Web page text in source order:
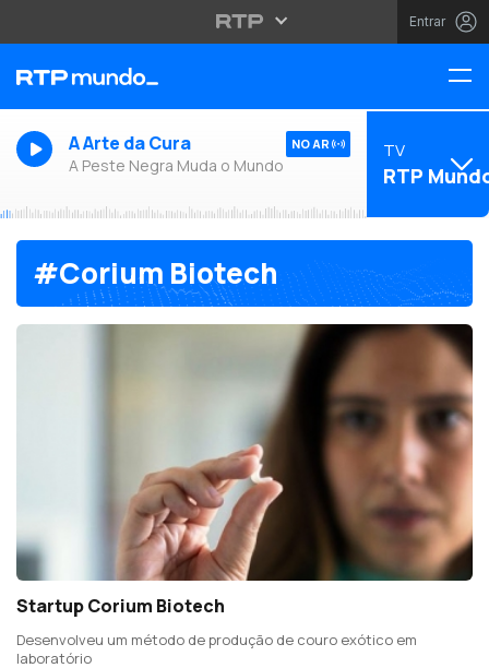
Entrar
A Arte da Cura
A Peste Negra Muda o Mundo
NO AR TV
RTP
#Corium Biotech
Startup Corium Biotech
Desenvolveu um método de produção de couro exótico em
laboratório